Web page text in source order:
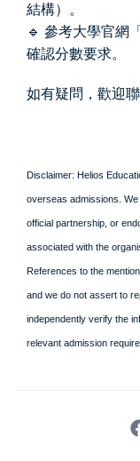
結構）。
🔹 參考大學官網
確認分數要求。
如有疑問，歡迎
Disclaimer: Helios
overseas admissions. We
official partnership, or
associated with the
References to the
and we do not assert to
independently verify the
relevant admission